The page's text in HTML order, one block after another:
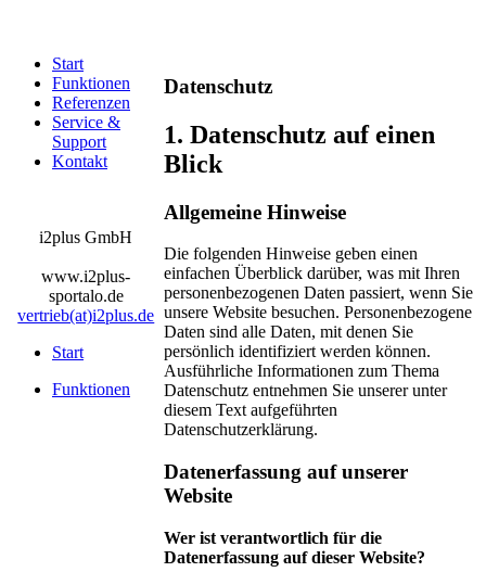
Datenschutz
1. Datenschutz auf einen
Blick
Allgemeine Hinweise
Die folgenden Hinweise geben einen
einfachen Überblick darüber, was mit Ihren
personenbezogenen Daten passiert, wenn Sie
unsere Website besuchen. Personenbezogene
Daten sind alle Daten, mit denen Sie
persönlich identifiziert werden können.
Ausführliche Informationen zum Thema
Datenschutz entnehmen Sie unserer unter
diesem Text aufgeführten
Datenschutzerklärung.
Datenerfassung auf unserer
Website
Wer ist verantwortlich für die
Datenerfassung auf dieser Website?
Start
Funktionen
Referenzen
Service &
Support
Kontakt
i2plus GmbH
www.i2plus-
sportalo.de
vertrieb(at)i2plus.de
Start
Funktionen